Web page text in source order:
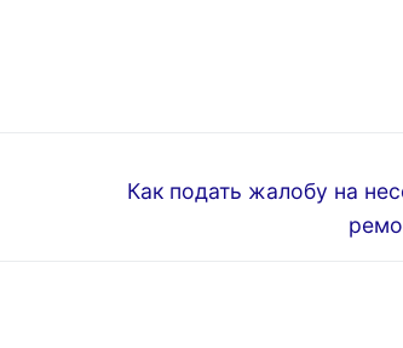
Следующая
Как подать жалобу на